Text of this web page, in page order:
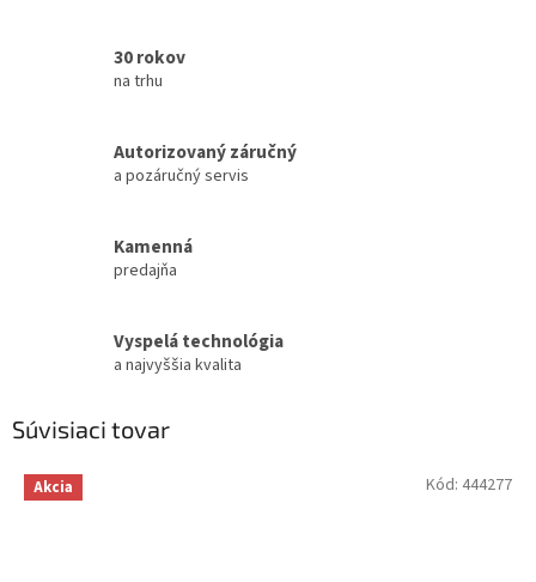
30 rokov
na trhu
Autorizovaný záručný
a pozáručný servis
Kamenná
predajňa
Vyspelá technológia
a najvyššia kvalita
Súvisiaci tovar
Akcia Kód: 444277